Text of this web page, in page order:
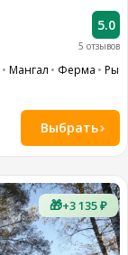
5 отзывов
5.0
Мангал Ферма
Выбрать
🎁+3 135 ₽